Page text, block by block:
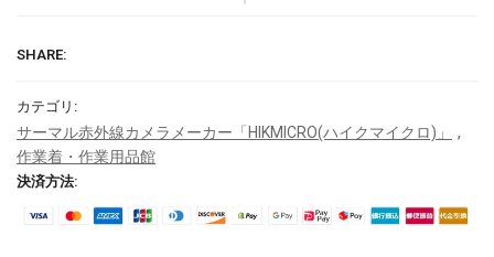
SHARE:
カテゴリ:
サーマル赤外線カメラメーカー「HIKMICRO(ハイクマイクロ)」 ,
作業着・作業用品館
決済方法: